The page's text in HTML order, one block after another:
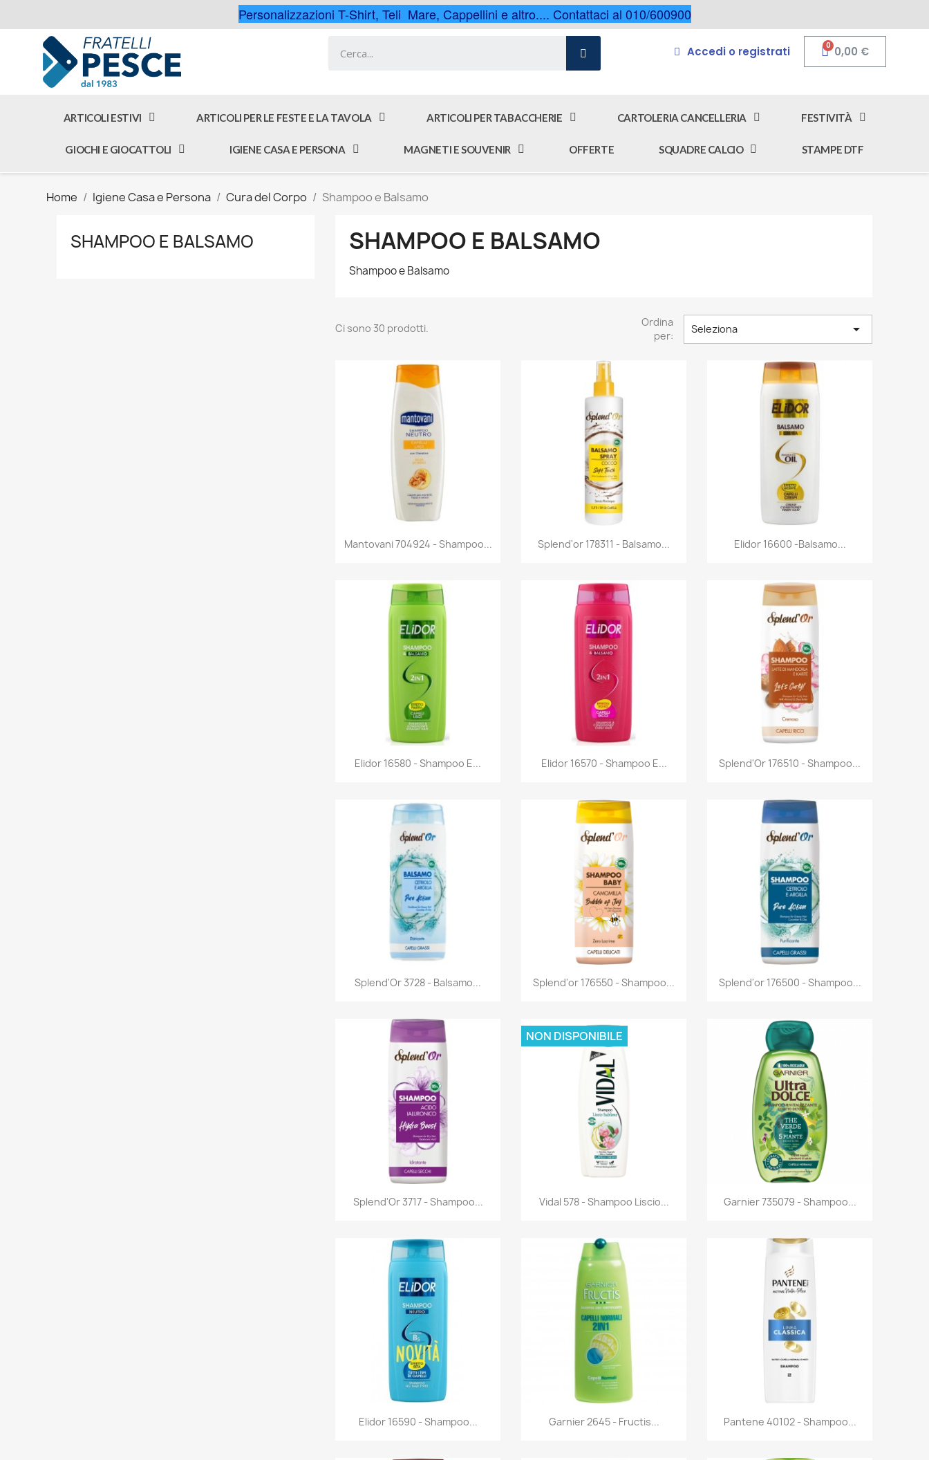
Personalizzazioni T-Shirt, Teli Mare, Cappellini e altro.... Contattaci al 010/600900
Accedi o registrati 0,00 €
ARTICOLI ESTIVI ARTICOLI PER LE FESTE E LA TAVOLA ARTICOLI PER TABACCHERIE CARTOLERIA CANCELLERIA FESTIVITÀ
GIOCHI E GIOCATTOLI IGIENE CASA E PERSONA MAGNETI E SOUVENIR OFFERTE SQUADRE CALCIO STAMPE DTF
Home Igiene Casa e Persona Cura del Corpo Shampoo e Balsamo
SHAMPOO E BALSAMO SHAMPOO E BALSAMO
Shampoo e Balsamo
Ci sono 30 prodotti.
Ordina
per:
Seleziona 
Anteprima
Mantovani 704924 - Shampoo... Anteprima
Splend'or 178311 - Balsamo... Anteprima
Elidor 16600 -Balsamo...
Anteprima
Elidor 16580 - Shampoo E... Anteprima
Elidor 16570 - Shampoo E... Anteprima
Splend'Or 176510 - Shampoo...
Anteprima
Splend'Or 3728 - Balsamo... Anteprima
Splend'or 176550 - Shampoo... Anteprima
Splend'or 176500 - Shampoo...
Anteprima
Splend'Or 3717 - Shampoo... Anteprima
Vidal 578 - Shampoo Liscio...
NON DISPONIBILE
Anteprima
Garnier 735079 - Shampoo...
Anteprima
Elidor 16590 - Shampoo... Anteprima
Garnier 2645 - Fructis... Anteprima
Pantene 40102 - Shampoo...